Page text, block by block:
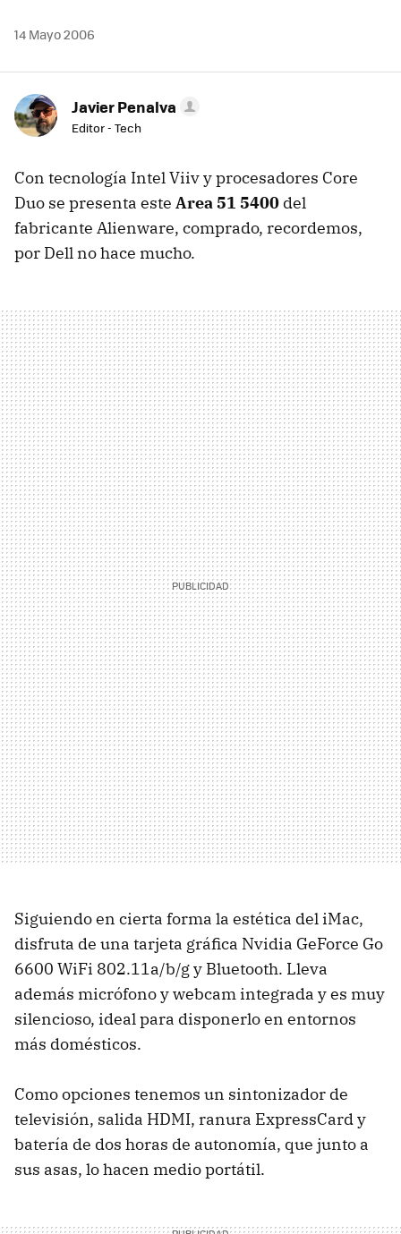
14 Mayo 2006
Javier Penalva
Editor - Tech
Con tecnología Intel Viiv y procesadores Core
Duo se presenta este Area 51 5400 del
fabricante Alienware, comprado, recordemos,
por Dell no hace mucho.
Siguiendo en cierta forma la estética del iMac,
disfruta de una tarjeta gráfica Nvidia GeForce Go
6600 WiFi 802.11a/b/g y Bluetooth. Lleva
además micrófono y webcam integrada y es muy
silencioso, ideal para disponerlo en entornos
más domésticos.
Como opciones tenemos un sintonizador de
televisión, salida HDMI, ranura ExpressCard y
batería de dos horas de autonomía, que junto a
sus asas, lo hacen medio portátil.